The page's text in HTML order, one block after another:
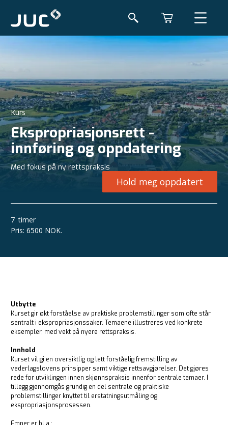
Kurs
Ekspropriasjonsrett -
innføring og oppdatering
Med fokus på ny rettspraksis
Hold meg oppdatert
7 timer
Pris: 6500 NOK.
Utbytte
Kurset gir økt forståelse av praktiske problemstillinger som ofte står
sentralt i ekspropriasjonssaker. Temaene illustreres ved konkrete
eksempler, med vekt på nyere rettspraksis.
Innhold
Kurset vil gi en oversiktlig og lett forståelig fremstilling av
vederlagslovens prinsipper samt viktige rettsavgjørelser. Det gjøres
rede for utviklingen innen skjønnspraksis innenfor sentrale temaer. I
tillegg gjennomgås grundig en del sentrale og praktiske
problemstillinger knyttet til erstatningsutmåling og
ekspropriasjonsprosessen.